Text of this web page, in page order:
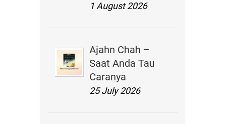
1 August 2026
Ajahn Chah –
Saat Anda Tau
Caranya
25 July 2026